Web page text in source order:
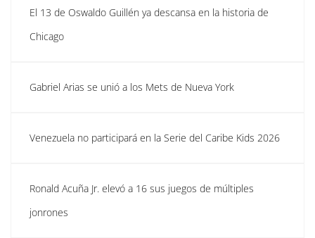
El 13 de Oswaldo Guillén ya descansa en la historia de
Chicago
Gabriel Arias se unió a los Mets de Nueva York
Venezuela no participará en la Serie del Caribe Kids 2026
Ronald Acuña Jr. elevó a 16 sus juegos de múltiples
jonrones